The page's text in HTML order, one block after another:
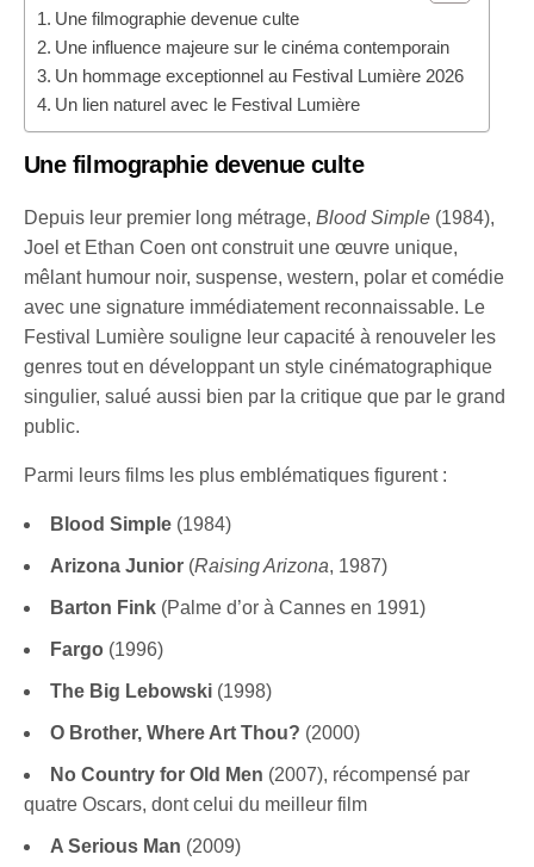
Une filmographie devenue culte
Une influence majeure sur le cinéma contemporain
Un hommage exceptionnel au Festival Lumière 2026
Un lien naturel avec le Festival Lumière
Une filmographie devenue culte
Depuis leur premier long métrage,Blood Simple (1984),
Joel et Ethan Coen ont construit une œuvre unique,
mêlant humour noir, suspense, western, polar et comédie
avec une signature immédiatement reconnaissable. Le
Festival Lumière souligne leur capacité à renouveler les
genres tout en développant un style cinématographique
singulier, salué aussi bien par la critique que par le grand
public.
Parmi leurs films les plus emblématiques figurent :
Blood Simple (1984)
Arizona Junior (Raising Arizona, 1987)
Barton Fink (Palme d’or à Cannes en 1991)
Fargo (1996)
The Big Lebowski (1998)
O Brother, Where Art Thou? (2000)
No Country for Old Men (2007), récompensé par
quatre Oscars, dont celui du meilleur film
A Serious Man (2009)